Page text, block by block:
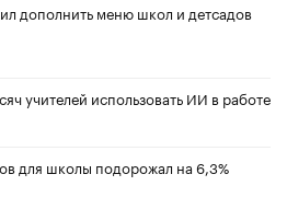
дополнить меню школ и детсадов
учителей использовать ИИ в работе
для школы подорожал на 6,3%